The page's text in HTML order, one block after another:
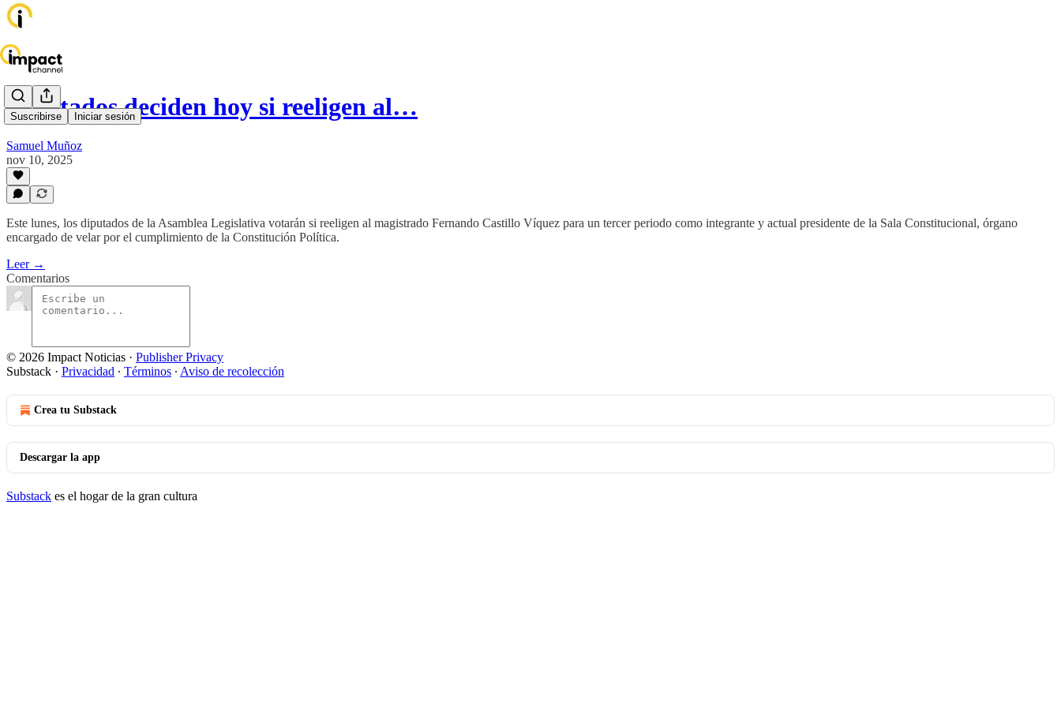
Suscribirse Iniciar sesión
Diputados deciden hoy si reeligen al…
Samuel Muñoz
nov 10, 2025
Este lunes, los diputados de la Asamblea Legislativa votarán si reeligen al magistrado Fernando Castillo Víquez para un tercer periodo como integrante y actual presidente de la Sala Constitucional, órgano
encargado de velar por el cumplimiento de la Constitución Política.
Leer →
Comentarios
© 2026 Impact Noticias · Publisher Privacy
Substack · Privacidad ∙ Términos ∙ Aviso de recolección
Crea tu Substack
Descargar la app
Substack es el hogar de la gran cultura